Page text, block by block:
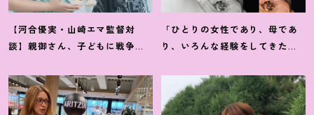
【河合優実・山崎エマ監督対
談】親御さん、子どもに戦争や
るチャンスです！映画『モン
キービジネス』
「ひとりの女性であり、母であ
り、いろんな経験をしてきたか
現在地